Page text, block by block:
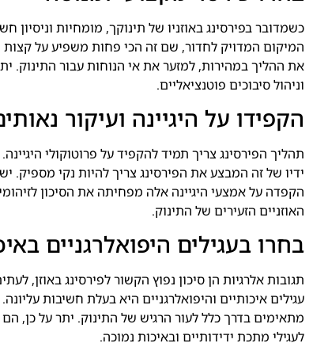
כשמדובר בפירסינג באוזניו של תינוקך, מומחיות
המיקום המדויק לחדור, שם זה הכי פחות משפיע על קצות
את ההליך במהירות, למזער את אי הנוחות עבור התינוק.
וניהול סיבוכים פוטנציאליים.
הקפידו על היגיינה ועיקור
תהליך הפירסינג צריך תמיד להקפיד על פרוטוקולי
ידיו של זה המבצע את הפירסינג צריך להיות נקי מספיק.
הקפדה על אמצעי היגיינה אלה מפחיתה את הסיכון
האוזניים הזעירים של התינוק.
בחרו בעגילים היפואלרגניים
תגובות אלרגיות הן סיכון נפוץ הקשור לפירסינג באוזן,
עגילים איכותיים והיפואלרגניים היא בעלת חשיבות
מתאימים בדרך כלל לעור הרגיש של התינוק. יתר על כן, הם
לעגילי מתכת ידידותיים ובאיכות נמוכה.